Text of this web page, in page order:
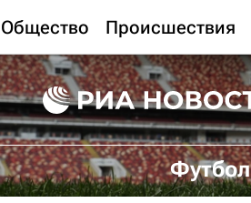
Общество Происшествия
Футбол